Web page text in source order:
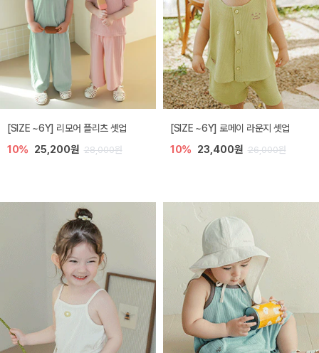
[SIZE ~6Y] 리모어 플리츠 셋업
10% 25,200원 28,000원
[SIZE ~6Y] 로메이 라운지 셋업
10% 23,400원 26,000원